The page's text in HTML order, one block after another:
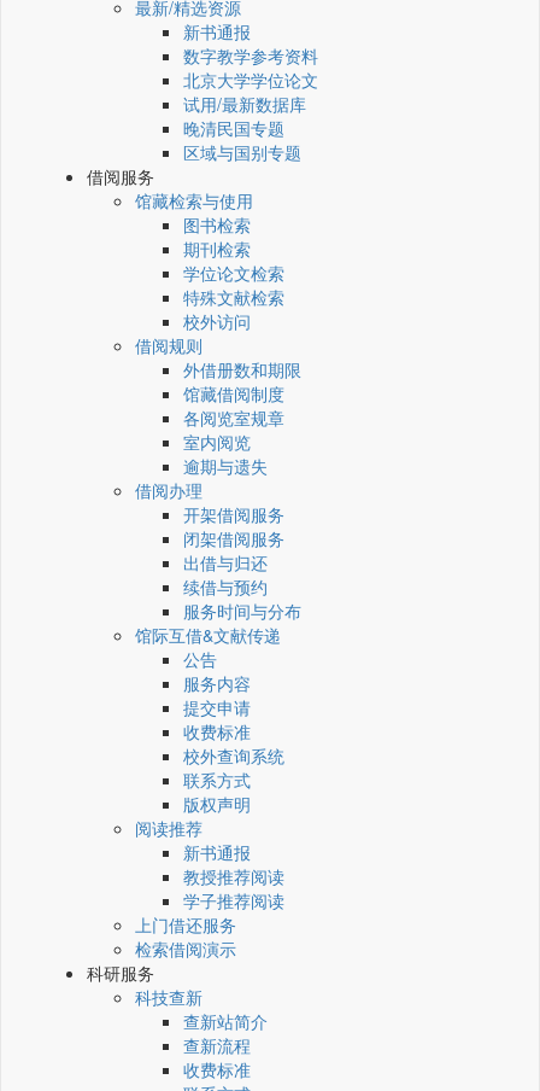
最新/精选资源
新书通报
数字教学参考资料
北京大学学位论文
试用/最新数据库
晚清民国专题
区域与国别专题
借阅服务
馆藏检索与使用
图书检索
期刊检索
学位论文检索
特殊文献检索
校外访问
借阅规则
外借册数和期限
馆藏借阅制度
各阅览室规章
室内阅览
逾期与遗失
借阅办理
开架借阅服务
闭架借阅服务
出借与归还
续借与预约
服务时间与分布
馆际互借&文献传递
公告
服务内容
提交申请
收费标准
校外查询系统
联系方式
版权声明
阅读推荐
新书通报
教授推荐阅读
学子推荐阅读
上门借还服务
检索借阅演示
科研服务
科技查新
查新站简介
查新流程
收费标准